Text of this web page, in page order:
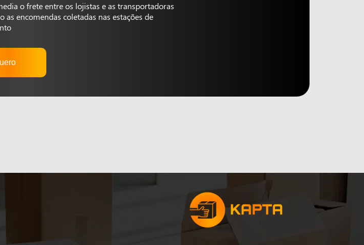
o frete entre os lojistas e as transportadoras
as encomendas coletadas nas estações de